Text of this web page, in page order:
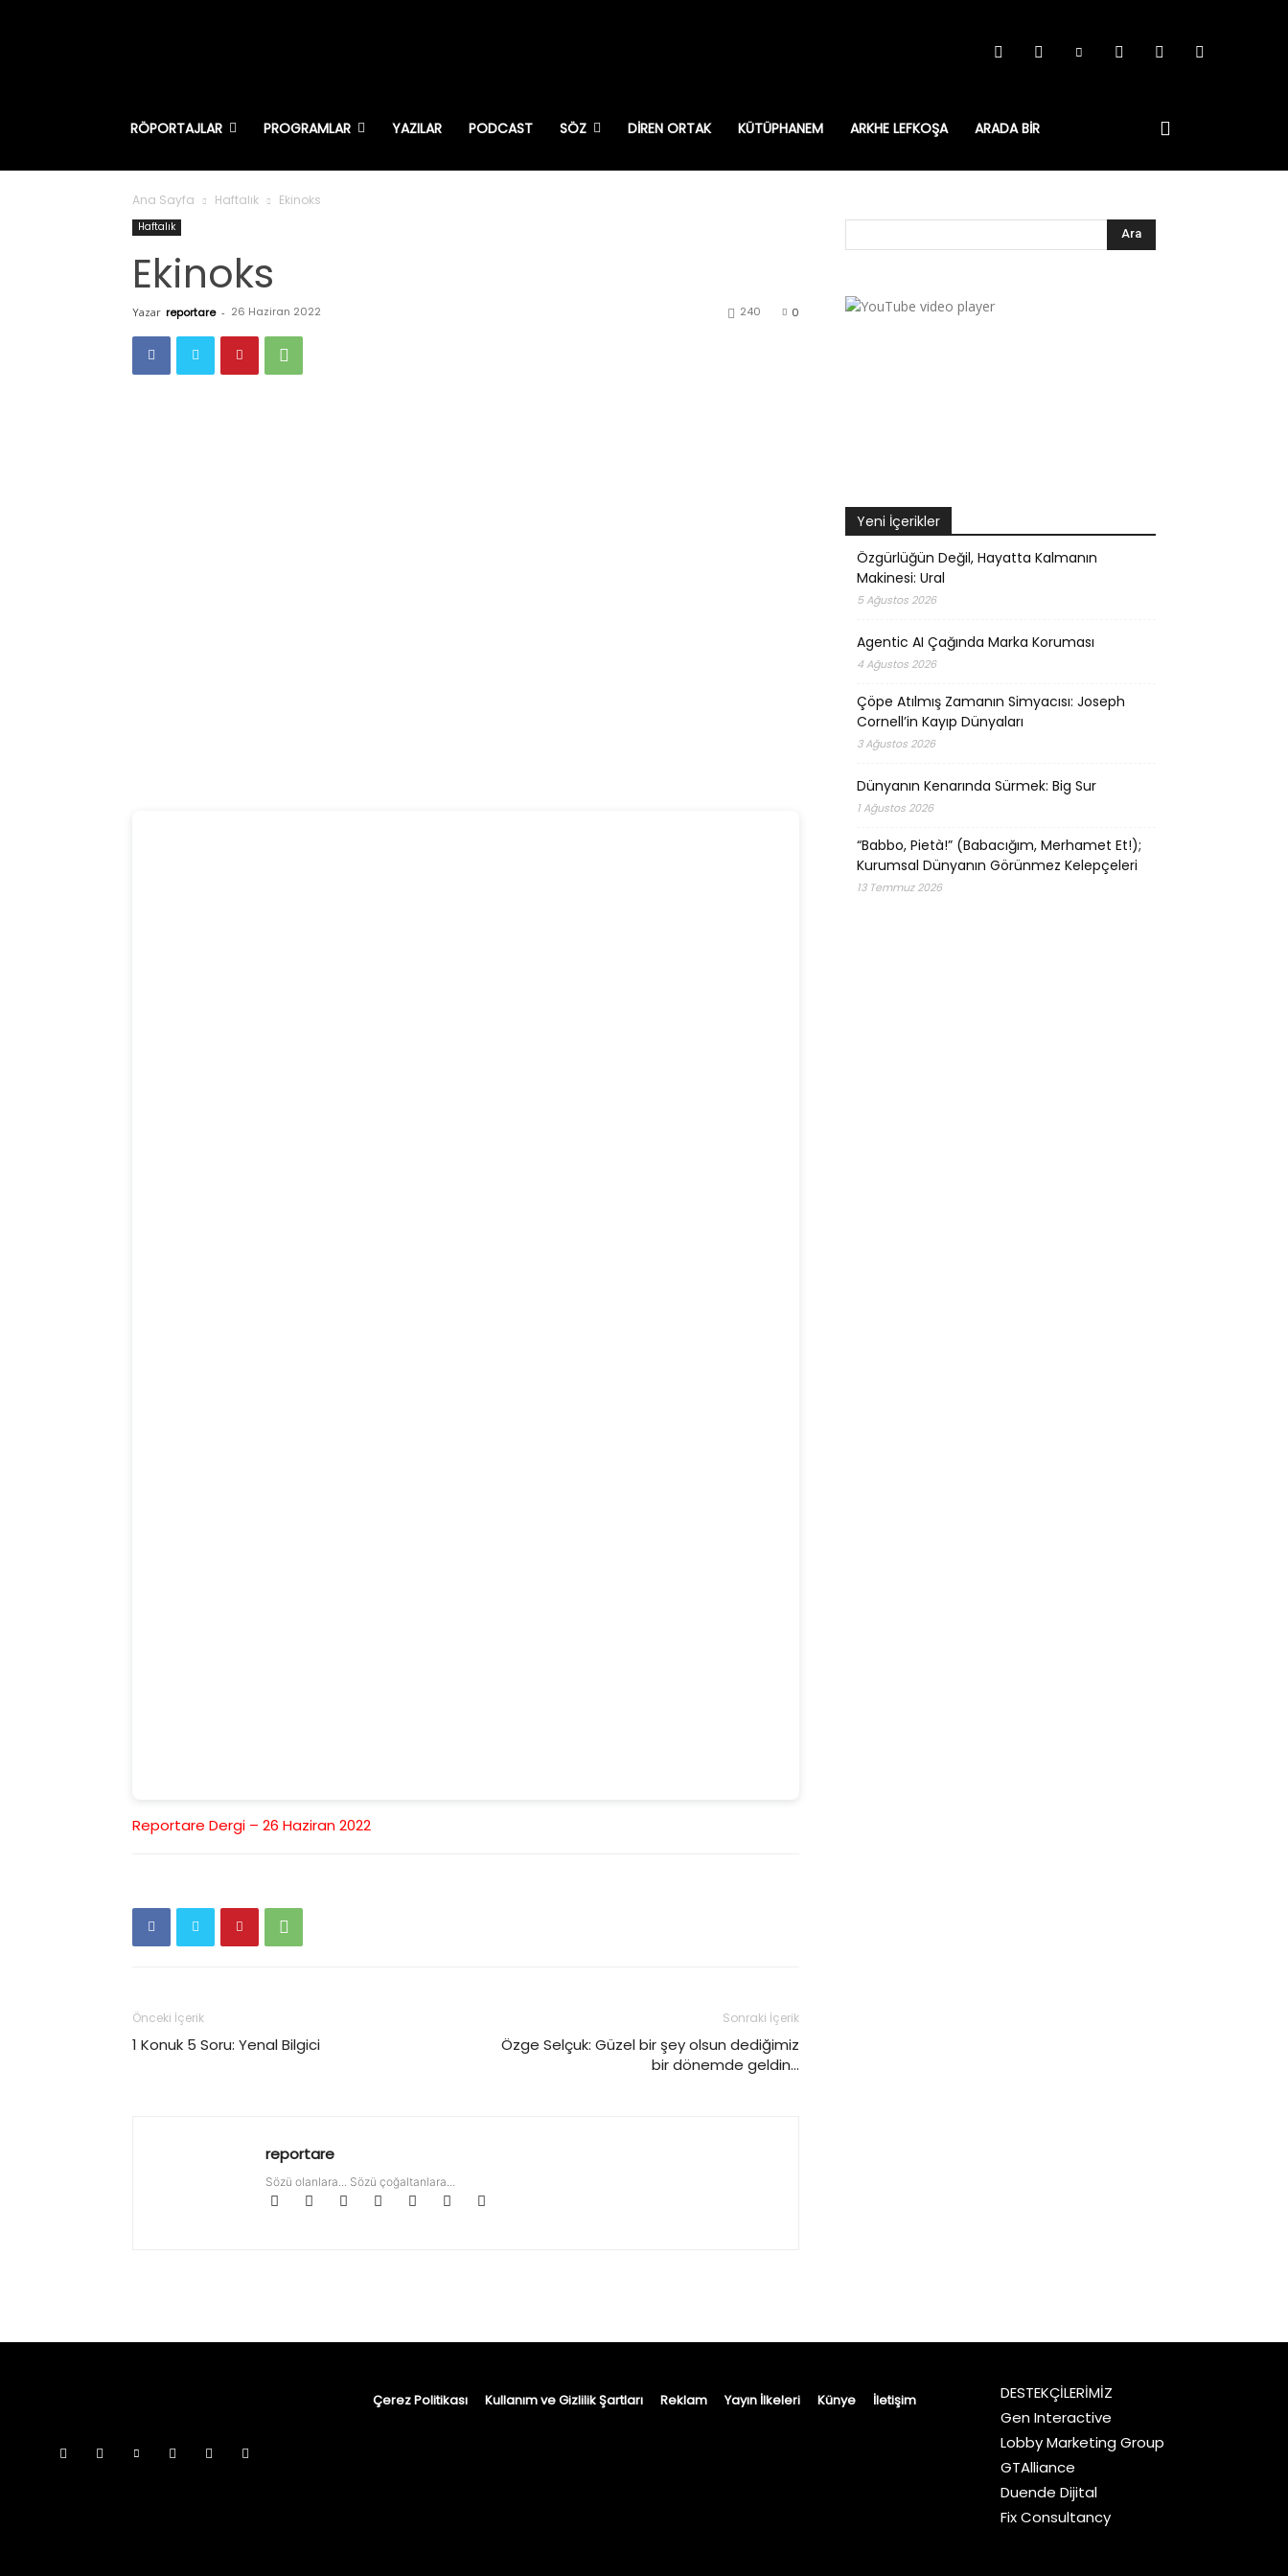
RÖPORTAJLAR PROGRAMLAR YAZILAR PODCAST SÖZ DIREN ORTAK KÜTÜPHANEM ARKHE LEFKOŞA ARADA BIR
Ana Sayfa Haftalık Ekinoks
Haftalık
Ekinoks
Yazar reportare - 26 Haziran 2022 0
240
Reportare Dergi – 26 Haziran 2022
Önceki İçerik
1 Konuk 5 Soru: Yenal Bilgici
Sonraki İçerik
Özge Selçuk: Güzel bir şey olsun dediğimiz
bir dönemde geldin…
reportare
Sözü olanlara... Sözü çoğaltanlara...
Yeni İçerikler
Özgürlüğün Değil, Hayatta Kalmanın
Makinesi: Ural
5 Ağustos 2026
Agentic AI Çağında Marka Koruması
4 Ağustos 2026
Çöpe Atılmış Zamanın Simyacısı: Joseph
Cornell’in Kayıp Dünyaları
3 Ağustos 2026
Dünyanın Kenarında Sürmek: Big Sur
1 Ağustos 2026
“Babbo, Pietà!” (Babacığım, Merhamet Et!);
Kurumsal Dünyanın Görünmez Kelepçeleri
13 Temmuz 2026
Çerez Politikası Kullanım ve Gizlilik Şartları Reklam Yayın İlkeleri Künye İletişim
DESTEKÇİLERİMİZ
Gen Interactive
Lobby Marketing Group
GTAlliance
Duende Dijital
Fix Consultancy